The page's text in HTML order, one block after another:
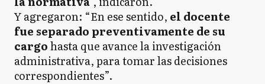
Y agregaron: “En ese sentido, el docente
fue separado preventivamente de su
cargohasta que avance la investigación
administrativa, para tomar las decisiones
correspondientes”.